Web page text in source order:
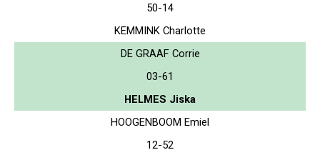
50-14
KEMMINK Charlotte
DE GRAAF Corrie
03-61
HELMES Jiska
HOOGENBOOM Emiel
12-52